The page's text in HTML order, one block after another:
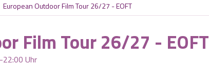
European Outdoor Film Tour 26/27 - EOFT
Film Tour 26/27 - EOFT
Uhr